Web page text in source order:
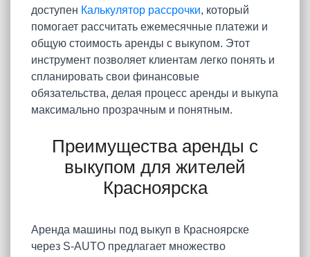
доступен Калькулятор рассрочки, который
помогает рассчитать ежемесячные платежи и
общую стоимость аренды с выкупом. Этот
инструмент позволяет клиентам легко понять и
спланировать свои финансовые
обязательства, делая процесс аренды и выкупа
максимально прозрачным и понятным.
Преимущества аренды с
выкупом для жителей
Красноярска
Аренда машины под выкуп в Красноярске
через S-AUTO предлагает множество